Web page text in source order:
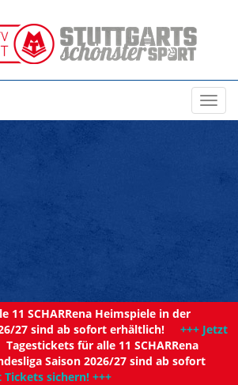
SCHARRena Heimspiele in der
27 sind ab sofort erhältlich! +++ Jetzt
für alle 11 SCHARRena
Saison 2026/27 sind ab sofort
Tickets sichern! +++